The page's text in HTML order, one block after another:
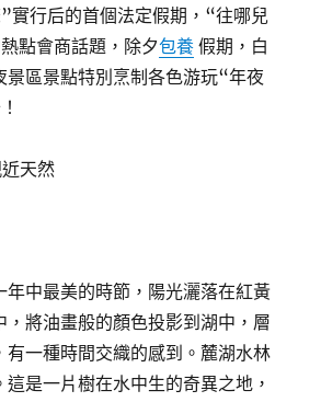
實行后的首個法定假期，“往哪兒
點會商話題，除夕包養 假期，白
景區景點特別烹制各色游玩“年夜
天然
年中最美的時節，陽光灑落在紅黃
，將油畫般的顏色投影到湖中，層
有一種時間交織的感到。麓湖水林
是一片樹在水中生的奇異之地，